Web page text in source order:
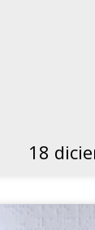
18